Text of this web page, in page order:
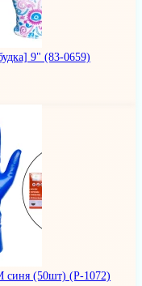
9" (83-0659)
синя (50шт) (Р-1072)